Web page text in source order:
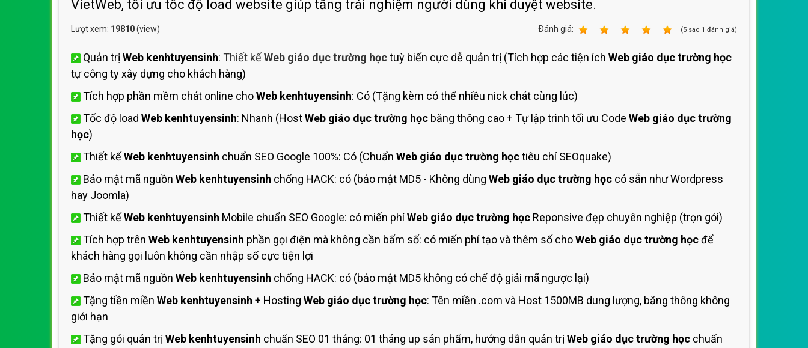
Bảng giá quản trị Website
VietWeb, tối ưu tốc độ load website giúp tăng trải nghiệm người dùng khi duyệt website.
Lượt xem: 19810(view) Ðánh giá: (5 sao 1 đánh giá)
Quản trị Web kenhtuyensinh: Thiết kếWeb giáo dục trường họctuỳ biến cực dễ quản trị (Tích hợp các tiện ích Web giáo dục trường học
tự công ty xây dựng cho khách hàng)
Tích hợp phần mềm chát online choWeb kenhtuyensinh: Có (Tặng kèm có thể nhiều nick chát cùng lúc)
Tốc độ load Web kenhtuyensinh: Nhanh (HostWeb giáo dục trường học băng thông cao + Tự lập trình tối ưu Code Web giáo dục trường
học)
Thiết kếWeb kenhtuyensinh chuẩn SEO Google 100%: Có (Chuẩn Web giáo dục trường họctiêu chí SEOquake)
Bảo mật mã nguồn Web kenhtuyensinh chống HACK: có (bảo mật MD5 - Không dùng Web giáo dục trường học có sẵn như Wordpress
hay Joomla)
Thiết kếWeb kenhtuyensinh Mobile chuẩn SEO Google: có miến phíWeb giáo dục trường học Reponsive đẹp chuyên nghiệp (trọn gói)
Tích hợp trên Web kenhtuyensinh phần gọi điện mà không cần bấm số: có miến phí tạo và thêm số choWeb giáo dục trường họcđể
khách hàng gọi luôn không cần nhập số cực tiện lợi
Bảo mật mã nguồn Web kenhtuyensinh chống HACK: có (bảo mật MD5 không có chế độ giải mã ngược lại)
Tặng tiền miền Web kenhtuyensinh + Hosting Web giáo dục trường học: Tên miền .com và Host 1500MB dung lượng, băng thông không
giới hạn
Tặng gói quản trị Web kenhtuyensinh chuẩn SEO 01 tháng: 01 tháng up sản phẩm, hướng dẫn quản trị Web giáo dục trường học chuẩn